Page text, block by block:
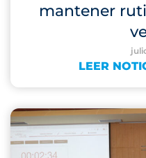
mantener
LEER